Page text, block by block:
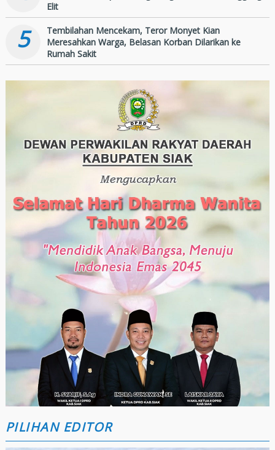
Elit
5
Tembilahan Mencekam, Teror Monyet Kian
Meresahkan Warga, Belasan Korban Dilarikan ke
Rumah Sakit
PILIHAN EDITOR